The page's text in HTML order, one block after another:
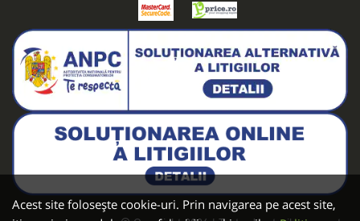
Acest site folosește cookie-uri. Prin navigarea pe acest site,